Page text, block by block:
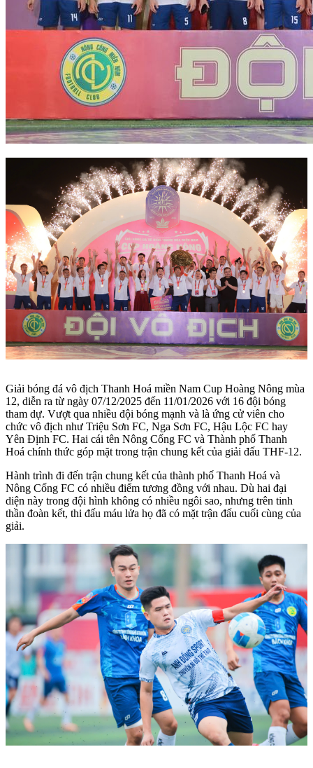
Giải bóng đá vô địch Thanh Hoá miền Nam Cup Hoàng Nông mùa
12, diễn ra từ ngày 07/12/2025 đến 11/01/2026 với 16 đội bóng
tham dự. Vượt qua nhiều đội bóng mạnh và là ứng cử viên cho
chức vô địch như Triệu Sơn FC, Nga Sơn FC, Hậu Lộc FC hay
Yên Định FC. Hai cái tên Nông Cống FC và Thành phố Thanh
Hoá chính thức góp mặt trong trận chung kết của giải đấu THF-12.
Hành trình đi đến trận chung kết của thành phố Thanh Hoá và
Nông Cống FC có nhiều điểm tương đồng với nhau. Dù hai đại
diện này trong đội hình không có nhiều ngôi sao, nhưng trên tinh
thần đoàn kết, thi đấu máu lửa họ đã có mặt trận đấu cuối cùng của
giải.